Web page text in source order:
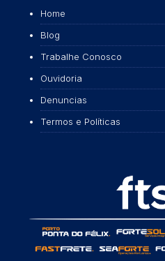
Home
Blog
Trabalhe Conosco
Ouvidoria
Denuncias
Termos e Políticas